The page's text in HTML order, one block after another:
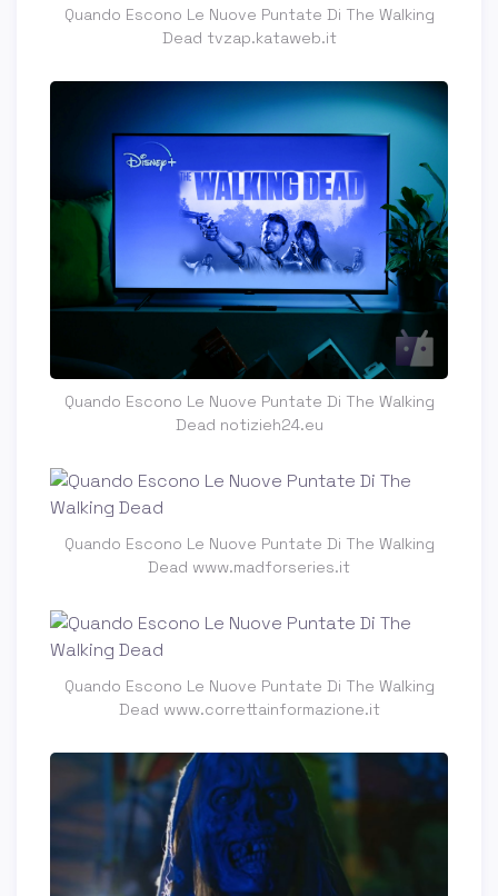
Quando Escono Le Nuove Puntate Di The Walking
Dead tvzap.kataweb.it
Quando Escono Le Nuove Puntate Di The Walking
Dead notizieh24.eu
Quando Escono Le Nuove Puntate Di The Walking
Dead www.madforseries.it
Quando Escono Le Nuove Puntate Di The Walking
Dead www.correttainformazione.it